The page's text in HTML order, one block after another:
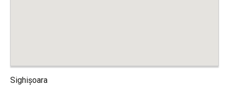
Sighișoara